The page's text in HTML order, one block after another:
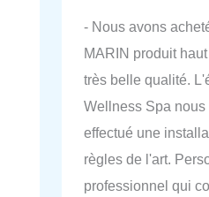
- Nous avons
MARIN produit
très belle qualité.
Wellness Spa nous
effectué une
règles de l'art.
professionnel qui